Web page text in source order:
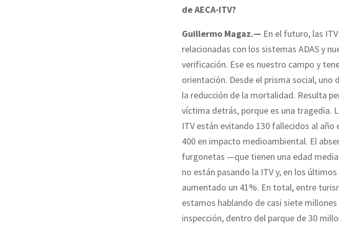
de AECA-ITV?
Guillermo Magaz.— En el futuro, las
relacionadas con los sistemas ADAS y
verificación. Ese es nuestro campo y
orientación. Desde el prisma social,
la reducción de la mortalidad. Resulta
víctima detrás, porque es una tragedia.
ITV están evitando 130 fallecidos al
400 en impacto medioambiental. El
furgonetas —que tienen una edad
no están pasando la ITV y, en los
aumentado un 41%. En total, entre
estamos hablando de casi siete
inspección, dentro del parque de 30